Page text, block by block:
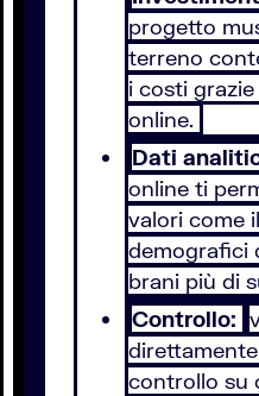
progetto
terreno
i costi
online.
Dati
online ti
valori come
demografici
brani più di
Controllo:
controllo su